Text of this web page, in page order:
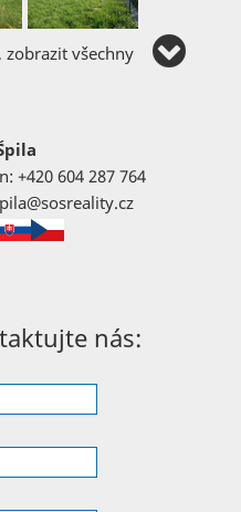
všechny
+420 604 287 764
nás: